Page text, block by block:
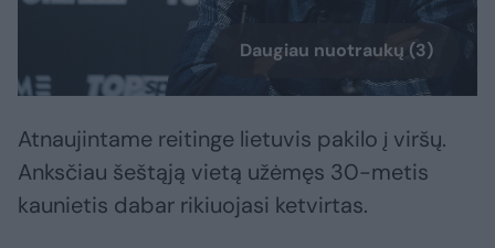
Daugiau nuotraukų (3)
Atnaujintame reitinge lietuvis pakilo į viršų.
Anksčiau šeštąją vietą užėmęs 30-metis
kaunietis dabar rikiuojasi ketvirtas.